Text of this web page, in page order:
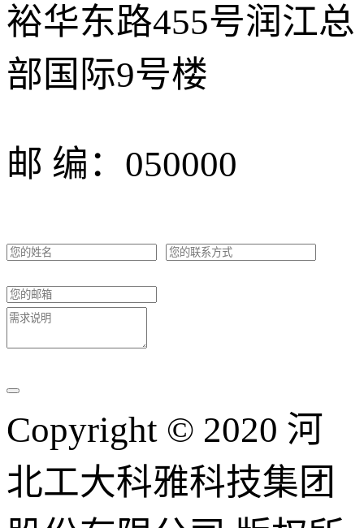
裕华东路455号润江总
部国际9号楼
邮 编：050000
Copyright © 2020 河
北工大科雅科技集团